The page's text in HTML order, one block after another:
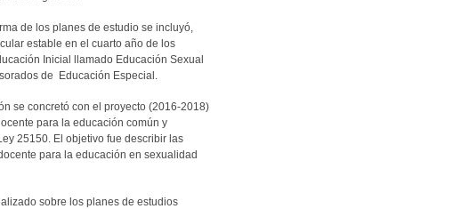
de los planes de estudio se incluyó,
estable en el cuarto año de los
Inicial llamado Educación Sexual
de Educación Especial.
se concretó con el proyecto (2016-2018)
para la educación común y
25150. El objetivo fue describir las
para la educación en sexualidad
sobre los planes de estudios